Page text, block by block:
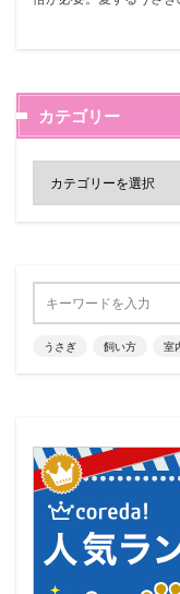
カテゴリー
うさぎ 飼い方 室